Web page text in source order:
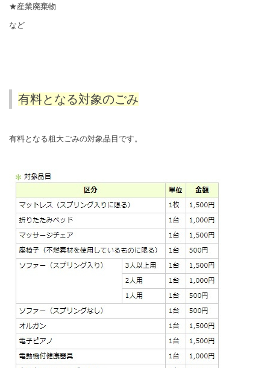
★産業廃棄物
など
有料となる対象のごみ
有料となる粗大ごみの対象品目です。